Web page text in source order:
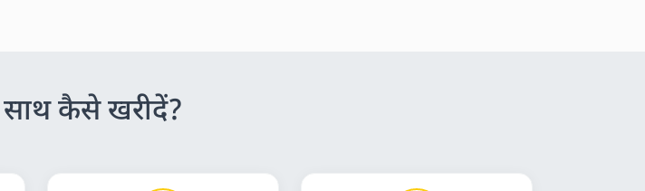
कैसे खरीदें?